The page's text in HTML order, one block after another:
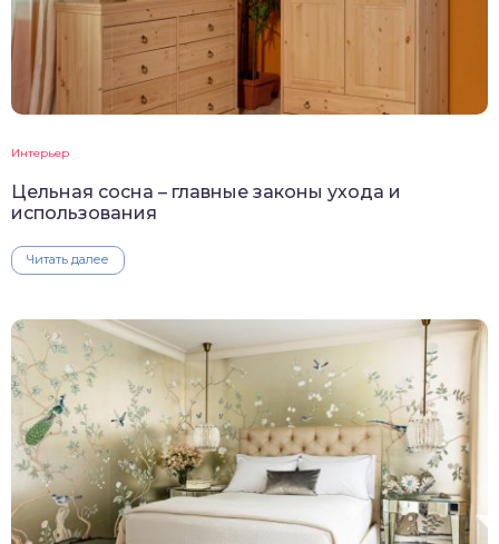
Интерьер
Цельная сосна – главные законы ухода и
использования
Читать далее